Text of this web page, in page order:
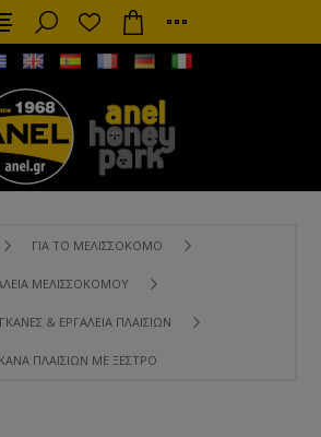
ΓΙΑ ΤΟ ΜΕΛΙΣΣΟΚΌΜΟ
ΜΕΛΙΣΣΟΚΌΜΟΥ
& ΕΡΓΑΛΕΊΑ ΠΛΑΙΣΊΩΝ
ΠΛΑΙΣΊΩΝ ΜΕ ΞΈΣΤΡΟ